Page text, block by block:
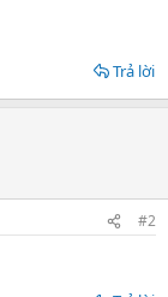
Trả lời
#2